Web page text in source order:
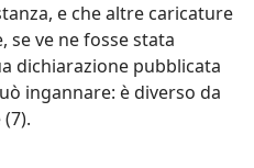
e che altre caricature
se ve ne fosse stata
dichiarazione pubblicata
ingannare: è diverso da